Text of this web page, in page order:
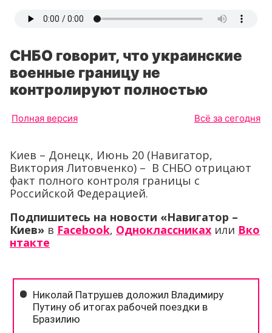
СНБО говорит, что украинские
военные границу не
контролируют полностью
Полная версия Всё за сегодня
Киев – Донецк, Июнь 20 (Навигатор,
Виктория Литовченко) – В СНБО отрицают
факт полного контроля границы с
Российской Федерацией.
Подпишитесь на новости «Навигатор –
Киев» в Facebook, Одноклассниках или Вко
нтакте